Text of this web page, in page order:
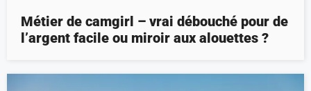
Métier de camgirl – vrai débouché pour de
l’argent facile ou miroir aux alouettes ?